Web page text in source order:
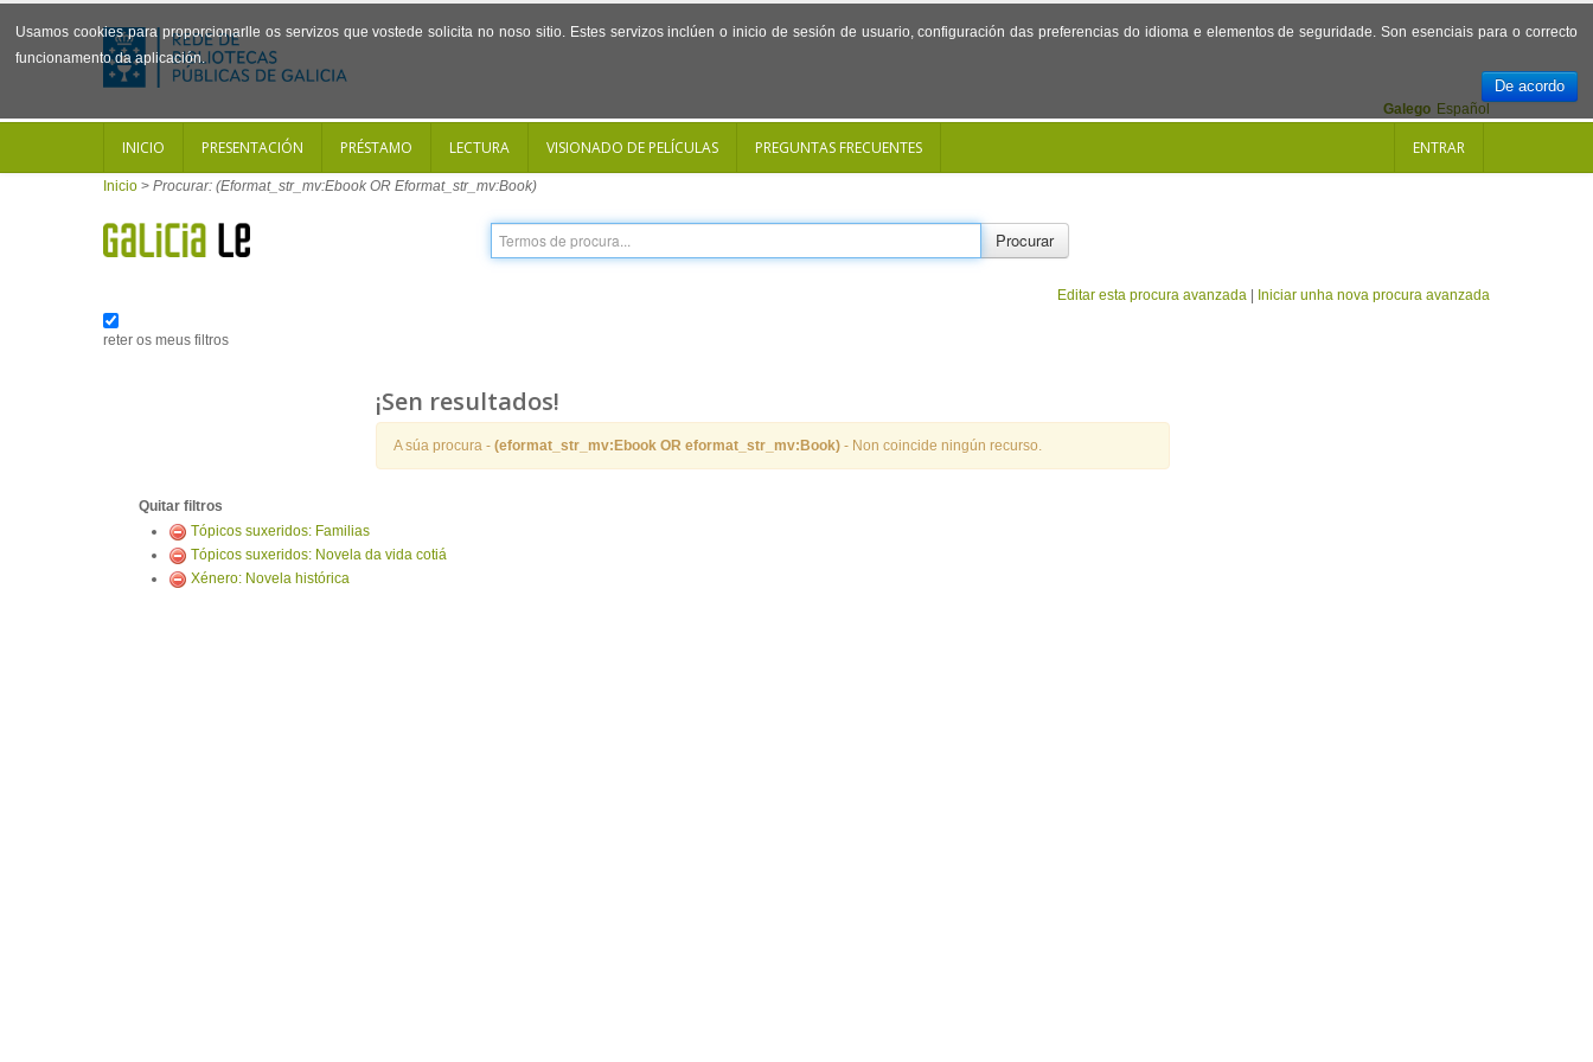
Usamos cookies para proporcionarlle os servizos que vostede solicita no noso sitio. Estes servizos inclúen o inicio de sesión de usuario, configuración das preferencias do idioma e elementos de seguridade. Son esenciais para o correcto
funcionamento da aplicación.
De acordo
Español
Galego
INICIO PRESENTACIÓN PRÉSTAMO LECTURA VISIONADO DE PELÍCULAS PREGUNTAS FRECUENTES ENTRAR
Inicio > Procurar: (Eformat_str_mv:Ebook OR Eformat_str_mv:Book)
Procurar
Editar esta procura avanzada Iniciar unha nova procura avanzada
reter os meus filtros
¡Sen resultados!
A súa procura - (eformat_str_mv:Ebook OR eformat_str_mv:Book) - Non coincide ningún recurso.
Quitar filtros
Tópicos suxeridos: Familias
Tópicos suxeridos: Novela da vida cotiá
Xénero: Novela histórica